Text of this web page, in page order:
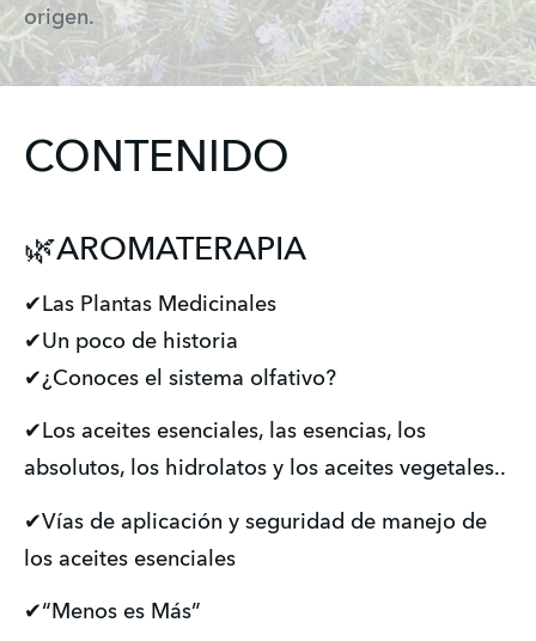
origen.
CONTENIDO
🌿AROMATERAPIA
✔Las Plantas Medicinales
✔Un poco de historia
✔¿Conoces el sistema olfativo?
✔Los aceites esenciales, las esencias, los
absolutos, los hidrolatos y los aceites vegetales..
✔Vías de aplicación y seguridad de manejo de
los aceites esenciales
✔“Menos es Más”